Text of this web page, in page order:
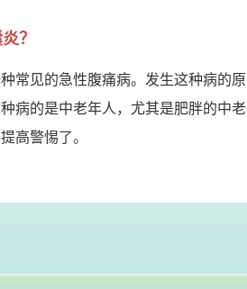
？
常见的急性腹痛病。发生这种病的
病的是中老年人，尤其是肥胖的中
高警惕了。